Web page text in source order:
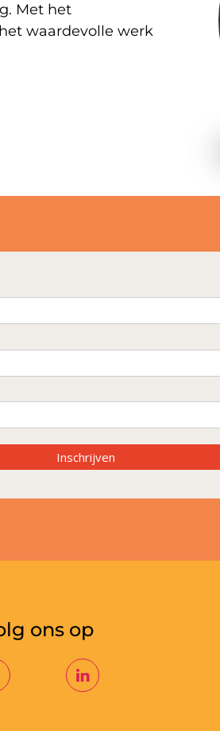
Met het
waardevolle werk
Inschrijven
ons op